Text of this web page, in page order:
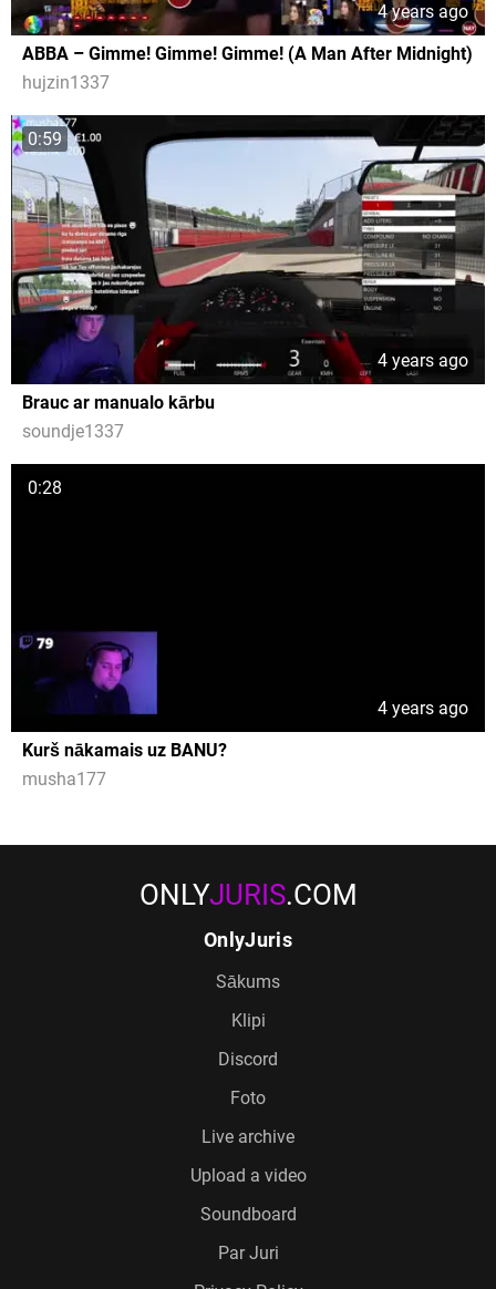
4 years ago
ABBA – Gimme! Gimme! Gimme! (A Man After Midnight)
hujzin1337
0:59
4 years ago
Brauc ar manualo kārbu
soundje1337
0:28
4 years ago
Kurš nākamais uz BANU?
musha177
ONLYJURIS.COM
OnlyJuris
Sākums
Klipi
Discord
Foto
Live archive
Upload a video
Soundboard
Par Juri